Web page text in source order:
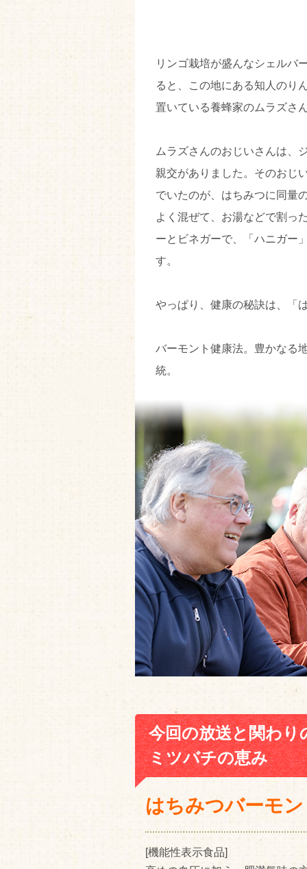
リンゴ栽培が盛んなシェルバ
ると、この地にある知人のり
置いている養蜂家のムラズさ
ムラズさんのおじいさんは、
親交がありました。そのおじ
でいたのが、はちみつに同量
よく混ぜて、お湯などで割っ
ーとビネガーで、「ハニガー
す。
やっぱり、健康の秘訣は、「
バーモント健康法。豊かなる
統。
今回の放送と関わり
ミツバチの恵み
はちみつバーモ
[機能性表示食品]